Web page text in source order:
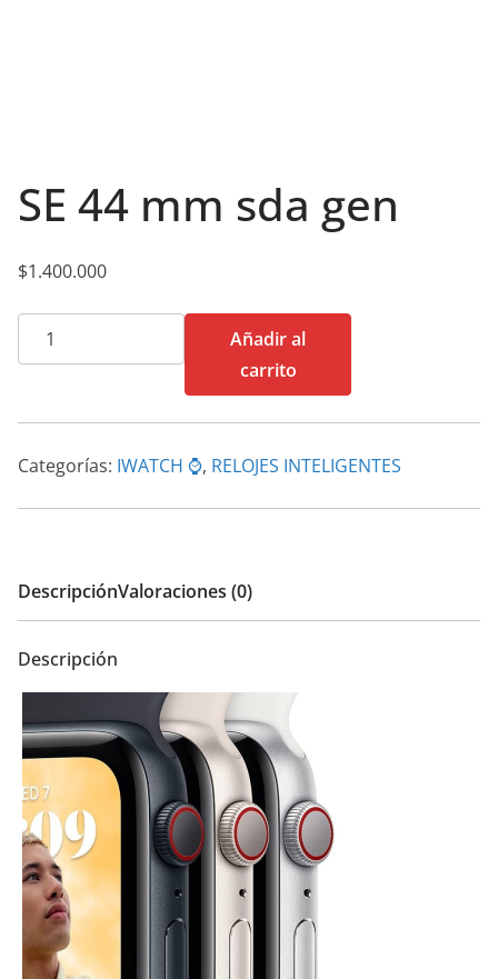
SE 44 mm sda gen
$1.400.000
44
sda
cantidad
Añadir al
carrito
Categorías: IWATCH ⌚, RELOJES INTELIGENTES
DescripciónValoraciones (0)
Descripción